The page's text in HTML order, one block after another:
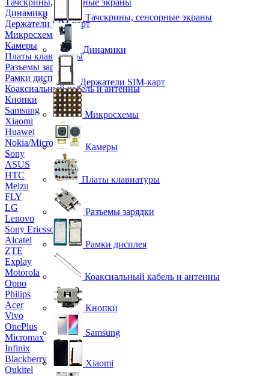
Тачскрины, сенсорные экраны
Динамики
Держатели SIM-карт
Микросхемы
Камеры
Платы клавиатуры
Разъемы зарядки
Рамки дисплея
Коаксиальный кабель и антенны
Кнопки
Samsung
Xiaomi
Huawei
Nokia/Microsoft
Sony
ASUS
HTC
Meizu
FLY
LG
Lenovo
Sony Ericsson
Alcatel
ZTE
Explay
Motorola
Oppo
Philips
Acer
Vivo
OnePlus
Micromax
Infinix
Blackberry
Oukitel
Тачскрины, сенсорные экраны
Динамики
Держатели SIM-карт
Микросхемы
Камеры
Платы клавиатуры
Разъемы зарядки
Рамки дисплея
Коаксиальный кабель и антенны
Кнопки
Samsung
Xiaomi